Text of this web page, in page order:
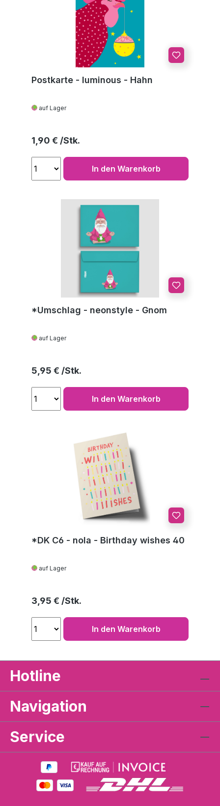
Postkarte - luminous - Hahn
auf Lager
Regulärer Preis:
1,90 €
In den Warenkorb
*Umschlag - neonstyle - Gnom
auf Lager
Regulärer Preis:
5,95 €
In den Warenkorb
*DK C6 - nola - Birthday wishes 40
auf Lager
Regulärer Preis:
3,95 €
In den Warenkorb
Hotline
Navigation
Service